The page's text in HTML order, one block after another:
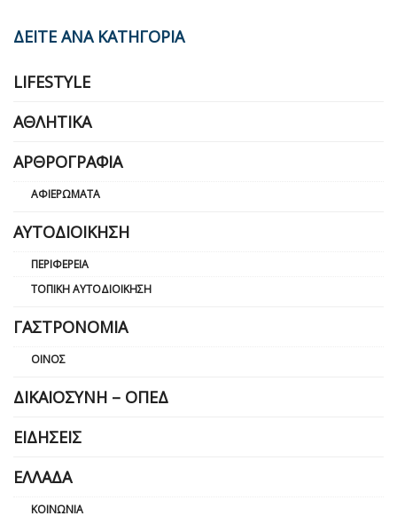
ΔΕΙΤΕ ΑΝΑ ΚΑΤΗΓΟΡΙΑ
LIFESTYLE
ΑΘΛΗΤΙΚΆ
ΑΡΘΡΟΓΡΑΦΊΑ
ΑΦΙΕΡΏΜΑΤΑ
ΑΥΤΟΔΙΟΊΚΗΣΗ
ΠΕΡΙΦΈΡΕΙΑ
ΤΟΠΙΚΉ ΑΥΤΟΔΙΟΊΚΗΣΗ
ΓΑΣΤΡΟΝΟΜΊΑ
ΟΊΝΟΣ
ΔΙΚΑΙΟΣΎΝΗ – ΟΠΕΔ
ΕΙΔΉΣΕΙΣ
ΕΛΛΆΔΑ
ΚΟΙΝΩΝΊΑ